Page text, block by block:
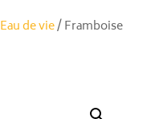
Eau de vie/ Framboise